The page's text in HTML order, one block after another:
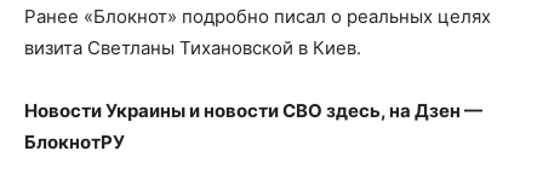
Ранее «Блокнот» подробно писал о реальных целях
визита Светланы Тихановской в Киев.
Новости Украины и новости СВО здесь, на Дзен —
БлокнотРУ